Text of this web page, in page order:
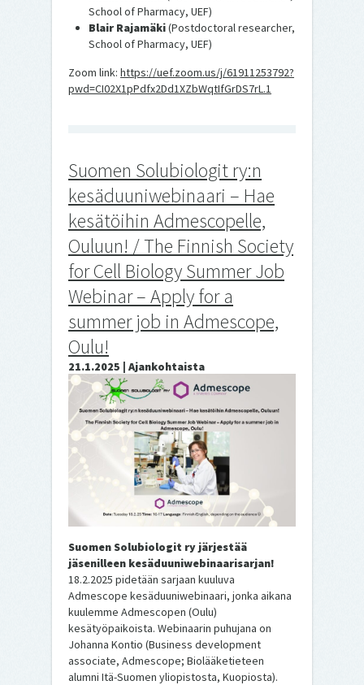
School of Pharmacy, UEF)
Blair Rajamäki(Postdoctoral researcher,
School of Pharmacy, UEF)
Zoom link: https://uef.zoom.us/j/61911253792?
pwd=CI02X1pPdfx2Dd1XZbWqtIfGrDS7rL.1
Suomen Solubiologit ry:n
kesäduuniwebinaari – Hae
kesätöihin Admescopelle,
Ouluun! / The Finnish Society
for Cell Biology Summer Job
Webinar – Apply for a
summer job in Admescope,
Oulu!
21.1.2025 | Ajankohtaista
Suomen Solubiologit ry järjestää
jäsenilleen kesäduuniwebinaarisarjan!
18.2.2025 pidetään sarjaan kuuluva
Admescope kesäduuniwebinaari, jonka aikana
kuulemme Admescopen (Oulu)
kesätyöpaikoista. Webinaarin puhujana on
Johanna Kontio (Business development
associate, Admescope; Biolääketieteen
alumni Itä-Suomen yliopistosta, Kuopiosta).